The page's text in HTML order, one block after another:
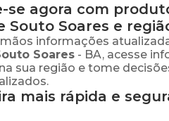
se agora com
Souto Soares e
informações
Soares - BA, acesse
sua região e tome
mais rápida e